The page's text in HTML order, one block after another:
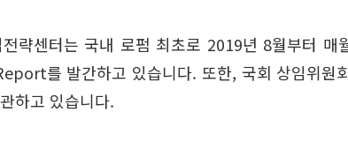
략센터는 국내 로펌 최초로 2019년 8월부터
를 발간하고 있습니다. 또한, 국회 상임위원
하고 있습니다.